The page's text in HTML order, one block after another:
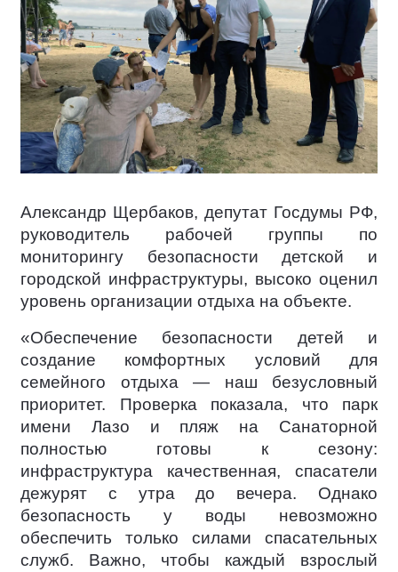
Александр Щербаков, депутат Госдумы РФ,
руководитель рабочей группы по
мониторингу безопасности детской и
городской инфраструктуры, высоко оценил
уровень организации отдыха на объекте.
«Обеспечение безопасности детей и
создание комфортных условий для
семейного отдыха — наш безусловный
приоритет. Проверка показала, что парк
имени Лазо и пляж на Санаторной
полностью готовы к сезону:
инфраструктура качественная, спасатели
дежурят с утра до вечера. Однако
безопасность у воды невозможно
обеспечить только силами спасательных
служб. Важно, чтобы каждый взрослый